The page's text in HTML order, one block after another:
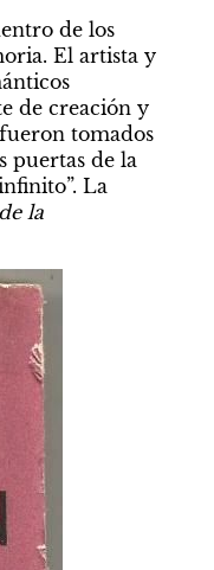
de los
El artista y
de creación y
tomados
puertas de la
La
la